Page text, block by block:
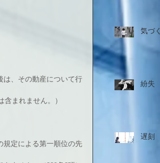
は、その動産について行
まれません。）
規定による第一順位の先
気づく
紛失
遅刻